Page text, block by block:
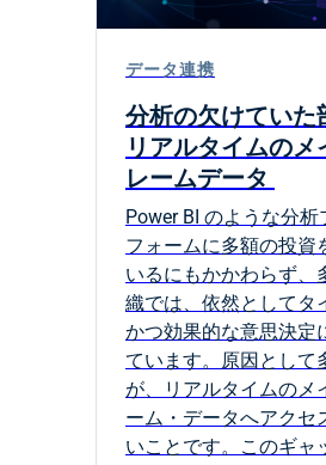
データ連携
分析の欠けていた
リアルタイムのメ
レームデータ
Power BI のような分析
フォームに多額の投資
いるにもかかわらず、
織では、依然としてタ
かつ効果的な意思決定
ています。原因として
が、リアルタイムのメ
ーム・データへアクセ
いことです。このギャ